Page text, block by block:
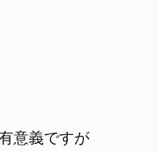
意義ですが